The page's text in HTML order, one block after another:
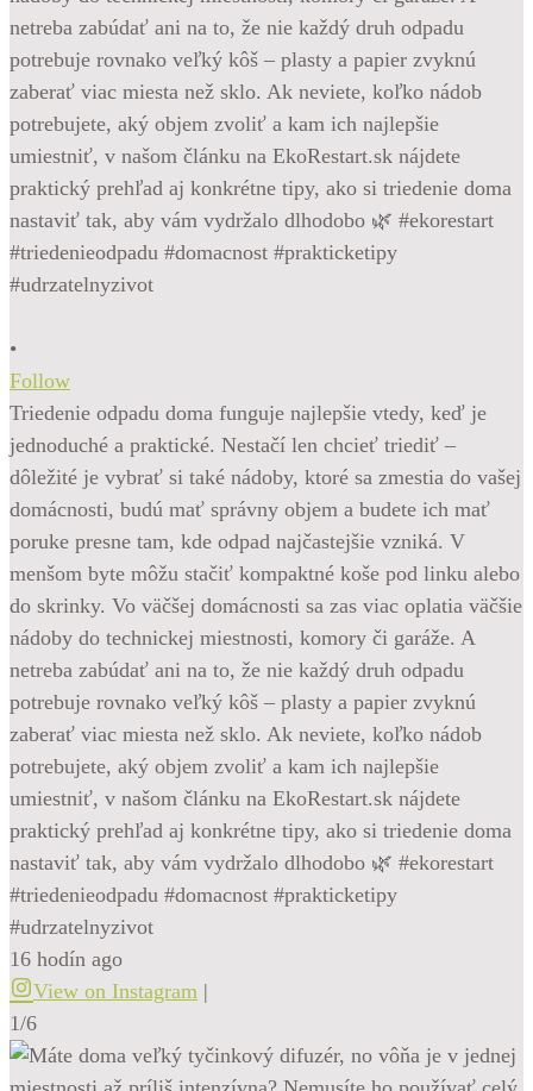
•
Follow
Triedenie odpadu doma funguje najlepšie vtedy, keď je
jednoduché a praktické. Nestačí len chcieť triediť –
dôležité je vybrať si také nádoby, ktoré sa zmestia do vašej
domácnosti, budú mať správny objem a budete ich mať
poruke presne tam, kde odpad najčastejšie vzniká. V
menšom byte môžu stačiť kompaktné koše pod linku alebo
do skrinky. Vo väčšej domácnosti sa zas viac oplatia väčšie
nádoby do technickej miestnosti, komory či garáže. A
netreba zabúdať ani na to, že nie každý druh odpadu
potrebuje rovnako veľký kôš – plasty a papier zvyknú
zaberať viac miesta než sklo. Ak neviete, koľko nádob
potrebujete, aký objem zvoliť a kam ich najlepšie
umiestniť, v našom článku na EkoRestart.sk nájdete
praktický prehľad aj konkrétne tipy, ako si triedenie doma
nastaviť tak, aby vám vydržalo dlhodobo 🌿 #ekorestart
#triedenieodpadu #domacnost #prakticketipy
#udrzatelnyzivot
16 hodín ago
View on Instagram |
1/6